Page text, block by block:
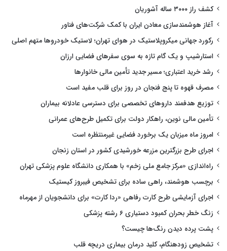
کشف راز ۳۰۰۰ ساله آشوریان
آغاز هوشمندسازی معادن ایران با کمک شرکت‌های فناور
رکورد جهانی میکروپلاستیک در هوای تهران؛ لاستیک خودروها متهم اصلی
استارشیپ و یک گام تازه به سوی سفرهای فضایی ارزان
رشد خرید اعتباری؛ مسیر جدید تأمین مالی خانوارها
مصرف قهوه تا پنج فنجان در روز برای قلب مفید است
توزیع هدفمند داروهای تخصصی برای دسترسی عادلانه بیماران
تأمین مالی نوین، راهکار دولت برای تکمیل طرح‌های عمرانی
امروز ماه میزبان یک برخورد فضایی غیرمنتظره است
اجرای طرح بزرگترین مزرعه خورشیدی کشور در استان زنجان
راه‌اندازی «مرکز جامع ملی زخم» با همکاری دانشگاه علوم پزشکی تهران
برچسب هوشمند، راهی ساده برای تشخیص فیبروز کیستیک
اجرای آزمایشی طرح کارت رفاهی «ردا کارت» برای دانشجویان از مهرماه
زنگ خطر بحران کمبود دستیاری ۶ رشته پزشکی
پشت پرده دیدن رنگ‌ها چیست؟
تشخیص زودهنگام، کلید درمان بیماری دریچه قلب